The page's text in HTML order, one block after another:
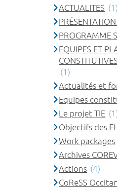
ACTUALITES (1)
PROGRAMME
EQUIPES ET
(1)
Actualités et
Equipes
Le projet TIE
Objectifs des
Work packages
Archives
Actions (4)
CoReSS